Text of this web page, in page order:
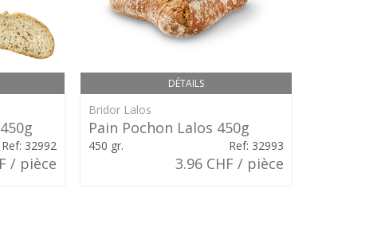
Ref: 32992
/ pièce
DÉTAILS
Bridor Lalos
Pain Pochon Lalos 450g
450 gr. Ref: 32993
3.96 CHF / pièce